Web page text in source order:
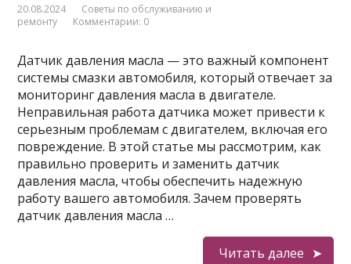
20.08.2024
Советы по обслуживанию и
ремонту
Комментарии: 0
Датчик давления масла — это важный компонент
системы смазки автомобиля, который отвечает за
мониторинг давления масла в двигателе.
Неправильная работа датчика может привести к
серьезным проблемам с двигателем, включая его
повреждение. В этой статье мы рассмотрим, как
правильно проверить и заменить датчик
давления масла, чтобы обеспечить надежную
работу вашего автомобиля. Зачем проверять
датчик давления масла …
Читать далее